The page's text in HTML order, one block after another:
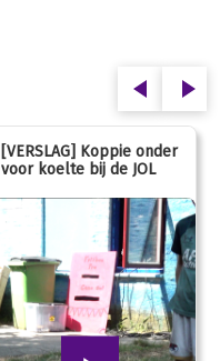
[VERSLAG] Koppie onder
voor koelte bij de JOL